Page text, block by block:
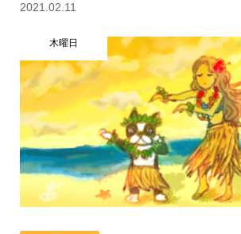
2021.02.11
木曜日